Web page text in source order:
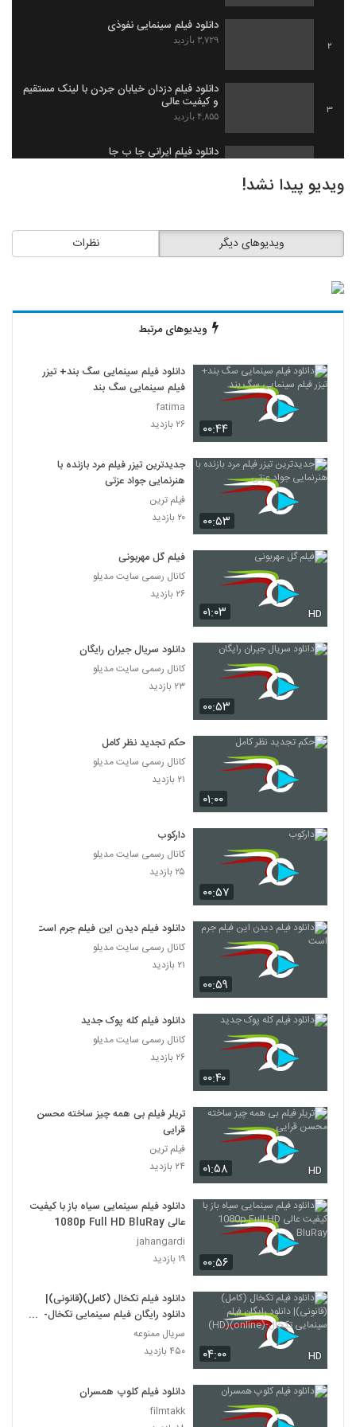
2
دانلود فیلم سینمایی نفوذی
۳,۷۲۹ بازدید
3
دانلود فیلم دزدان خیابان جردن با لینک مستقیم
و کیفیت عالی
۴,۸۵۵ بازدید
دانلود فیلم ایرانی جا ب جا
جرموز
دانلود فیلم بیچاره ها
دانلود فیلم این زن ها ساخته عباس رزیجی
۳,۲۰۰ بازدید
دانلود فیلم ایرانی کلاغ پر
10
دانلود فیلم چراغی در مه به کارگردانی پناه بر خدا
دانلود فیلم بیتابی بیتا
۵,۸۵۶ بازدید
دانلود فیلم سیانور با لینک مستقیم و کیفیت
13
دانلود فیلم پله آخر
۱,۸۲۲ بازدید
دانلود فیلم امروز با کیفیت عالی
۱,۳۲۴ بازدید
دانلود فیلم سینمایی مجردها
16
دانلود فیلم ایرانی لاک قرمز
۳,۳۵۸ بازدید
دانلود فیلم سینمایی در کمال خونسردی
۱,۱۷۱ بازدید
دانلود فیلم ناردون
19 کیفیت عالی
20
فیلم ایرانی من کارگرم
۲,۱۲۳ بازدید
دانلود فیلم سینمایی بیتابی بیتا
22
دانلود فیلم اطراف آرامش با کیفیت عالی
دانلود فیلم بغض با کیفیت عالی
۱,۵۰۱ بازدید
دانلود فیلم قصه پریا به کارگردانی فریدون
ویدیو پیدا نشد!
نظرات ویدیوهای دیگر
ویدیوهای مرتبط
۰۰:۴۴
دانلود فیلم سینمایی سگ بند+ تیزر
فیلم سینمایی سگ بند
fatima
۲۶ بازدید
۰۰:۵۳
جدیدترین تیزر فیلم مرد بازنده با
هنرنمایی جواد عزتی
فیلم ترین
۲۰ بازدید
۰۱:۰۳ HD
فیلم گل مهربونی
کانال رسمی سایت مدیلو
۲۶ بازدید
۰۰:۵۳
دانلود سریال جیران رایگان
کانال رسمی سایت مدیلو
۲۳ بازدید
۰۱:۰۰
حکم تجدید نظر کامل
کانال رسمی سایت مدیلو
۲۱ بازدید
۰۰:۵۷
دارکوب
کانال رسمی سایت مدیلو
۲۵ بازدید
۰۰:۵۹
دانلود فیلم دیدن این فیلم جرم است
کانال رسمی سایت مدیلو
۲۱ بازدید
۰۰:۴۰
دانلود فیلم کله پوک جدید
کانال رسمی سایت مدیلو
۲۶ بازدید
۰۱:۵۸ HD
تریلر فیلم بی همه چیز ساخته محسن
قرایی
فیلم ترین
۲۴ بازدید
۰۰:۵۶
دانلود فیلم سینمایی سیاه باز با کیفیت
عالی 1080p Full HD BluRay
jahangardi
۱۹ بازدید
۰۴:۰۰ HD
دانلود فیلم تکخال (کامل)(قانونی)|
دانلود رایگان فیلم سینمایی تکخال-
(online)(HD)
سریال ممنوعه
۴۵۰ بازدید
دانلود فیلم کلوپ همسران
filmtakk